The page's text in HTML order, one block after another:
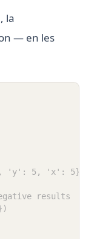
la
— en les
'y': 5, 'x': 5})
results